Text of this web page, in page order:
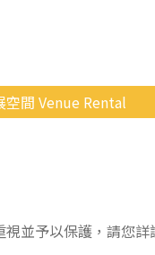
空間 Venue Rental
使用辦法
並予以保護，請您